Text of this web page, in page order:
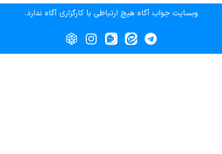
وبسایت جواب آگاه هیچ ارتباطی با کارگزاری آگاه ندارد.